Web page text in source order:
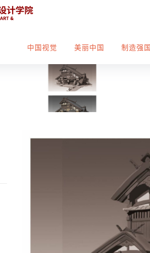
中国视觉 美丽中国 制造强国